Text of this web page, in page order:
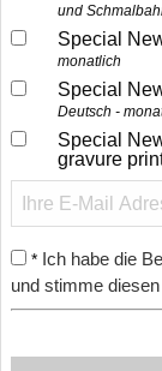
und
Special
monatlich
Special
Deutsch -
Special
gravure
* Ich habe die
und stimme